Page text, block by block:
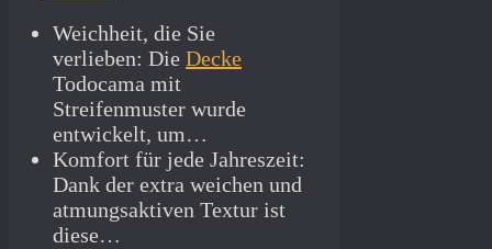
Weichheit, die Sie
verlieben: Die Decke
Todocama mit
Streifenmuster wurde
entwickelt, um…
Komfort für jede Jahreszeit:
Dank der extra weichen und
atmungsaktiven Textur ist
diese…